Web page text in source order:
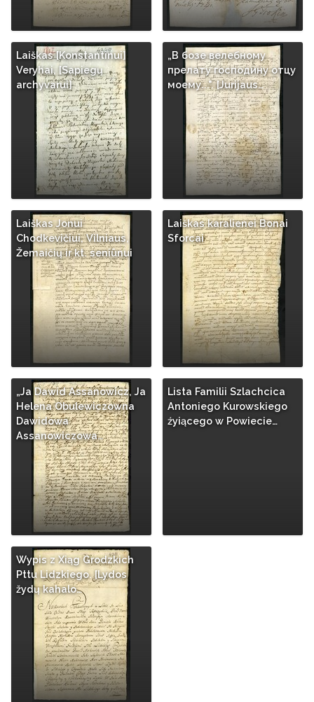
Laiškas [Konstantinui]
Veryhai, [Sapiegų
archyvarui]
„В бозе велебному
прелату господину отцу
моему...". [Jurijaus…
Laiškas Jonui
Chodkevičiui, Vilniaus,
Žemaičių ir kt. seniūnui
Laiškas karalienei Bonai
Sforcai
„Ja Dawid Assanowicz, Ja
Helena Obulewiczowna
Dawidowa
Assanowiczowa…
Lista Familii Szlachcica
Antoniego Kurowskiego
źyiącego w Powiecie…
Wypis z Xiąg Grodzkich
Pttu Lidzkiego. [Lydos
žydų kahalo…